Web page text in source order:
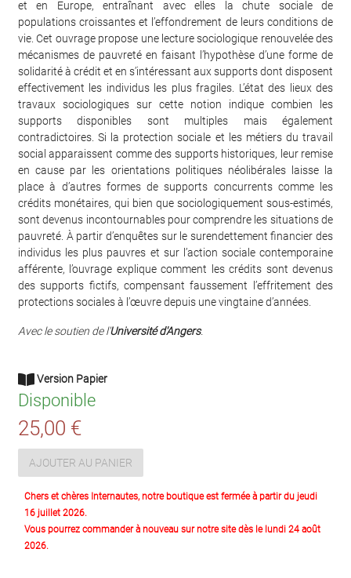
et en Europe, entraînant avec elles la chute sociale de
populations croissantes et l’effondrement de leurs conditions de
vie. Cet ouvrage propose une lecture sociologique renouvelée des
mécanismes de pauvreté en faisant l’hypothèse d’une forme de
solidarité à crédit et en s’intéressant aux supports dont disposent
effectivement les individus les plus fragiles. L’état des lieux des
travaux sociologiques sur cette notion indique combien les
supports disponibles sont multiples mais également
contradictoires. Si la protection sociale et les métiers du travail
social apparaissent comme des supports historiques, leur remise
en cause par les orientations politiques néolibérales laisse la
place à d’autres formes de supports concurrents comme les
crédits monétaires, qui bien que sociologiquement sous-estimés,
sont devenus incontournables pour comprendre les situations de
pauvreté. À partir d’enquêtes sur le surendettement financier des
individus les plus pauvres et sur l’action sociale contemporaine
afférente, l’ouvrage explique comment les crédits sont devenus
des supports fictifs, compensant faussement l’effritement des
protections sociales à l’œuvre depuis une vingtaine d’années.
Avec le soutien de l'Université d'Angers.
Version Papier
Disponible
25,00 €
AJOUTER AU PANIER
Chers et chères Internautes, notre boutique est fermée à partir du jeudi
16 juillet 2026.
Vous pourrez commander à nouveau sur notre site dès le lundi 24 août
2026.